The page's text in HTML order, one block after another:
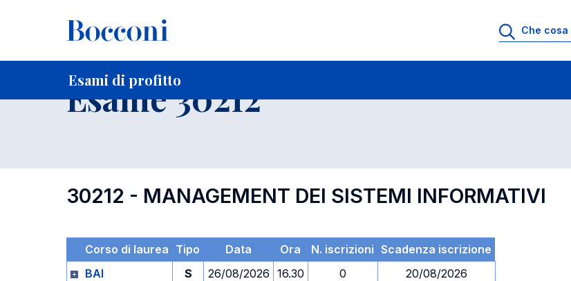
Esami di profitto
Home Per studenti iscritti
Esame 30212
30212 - MANAGEMENT DEI SISTEMI INFORMATIVI
Corso di laurea Tipo Data Ora N. iscrizioni Scadenza iscrizione
BAI
S 26/08/2026 16.30 0
20/08/2026